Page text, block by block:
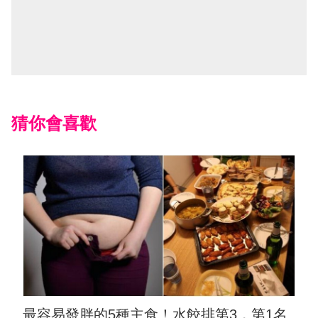
猜你會喜歡
最容易發胖的5種主食！水餃排第3，第1名